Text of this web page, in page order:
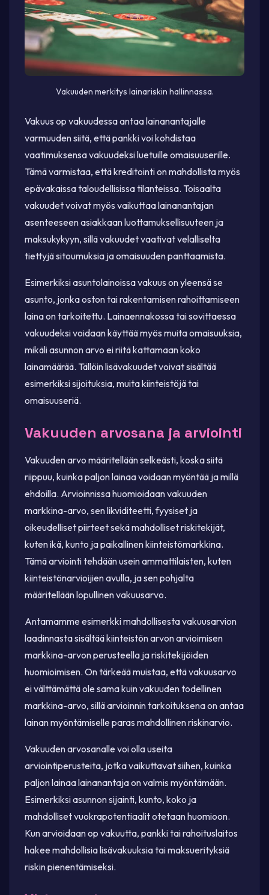
Vakuuden merkitys lainariskin hallinnassa.
Vakuus op vakuudessa antaa lainanantajalle
varmuuden siitä, että pankki voi kohdistaa
vaatimuksensa vakuudeksi luetuille omaisuuserille.
Tämä varmistaa, että kreditointi on mahdollista myös
epävakaissa taloudellisissa tilanteissa. Toisaalta
vakuudet voivat myös vaikuttaa lainanantajan
asenteeseen asiakkaan luottamuksellisuuteen ja
maksukykyyn, sillä vakuudet vaativat velalliselta
tiettyjä sitoumuksia ja omaisuuden panttaamista.
Esimerkiksi asuntolainoissa vakuus on yleensä se
asunto, jonka oston tai rakentamisen rahoittamiseen
laina on tarkoitettu. Lainaennakossa tai sovittaessa
vakuudeksi voidaan käyttää myös muita omaisuuksia,
mikäli asunnon arvo ei riitä kattamaan koko
lainamäärää. Tällöin lisävakuudet voivat sisältää
esimerkiksi sijoituksia, muita kiinteistöjä tai
omaisuuseriä.
Vakuuden arvosana ja arviointi
Vakuuden arvo määritellään selkeästi, koska siitä
riippuu, kuinka paljon lainaa voidaan myöntää ja millä
ehdoilla. Arvioinnissa huomioidaan vakuuden
markkina-arvo, sen likviditeetti, fyysiset ja
oikeudelliset piirteet sekä mahdolliset riskitekijät,
kuten ikä, kunto ja paikallinen kiinteistömarkkina.
Tämä arviointi tehdään usein ammattilaisten, kuten
kiinteistönarvioijien avulla, ja sen pohjalta
määritellään lopullinen vakuusarvo.
Antamamme esimerkki mahdollisesta vakuusarvion
laadinnasta sisältää kiinteistön arvon arvioimisen
markkina-arvon perusteella ja riskitekijöiden
huomioimisen. On tärkeää muistaa, että vakuusarvo
ei välttämättä ole sama kuin vakuuden todellinen
markkina-arvo, sillä arvioinnin tarkoituksena on antaa
lainan myöntämiselle paras mahdollinen riskinarvio.
Vakuuden arvosanalle voi olla useita
arviointiperusteita, jotka vaikuttavat siihen, kuinka
paljon lainaa lainanantaja on valmis myöntämään.
Esimerkiksi asunnon sijainti, kunto, koko ja
mahdolliset vuokrapotentiaalit otetaan huomioon.
Kun arvioidaan op vakuutta, pankki tai rahoituslaitos
hakee mahdollisia lisävakuuksia tai maksuerityksiä
riskin pienentämiseksi.